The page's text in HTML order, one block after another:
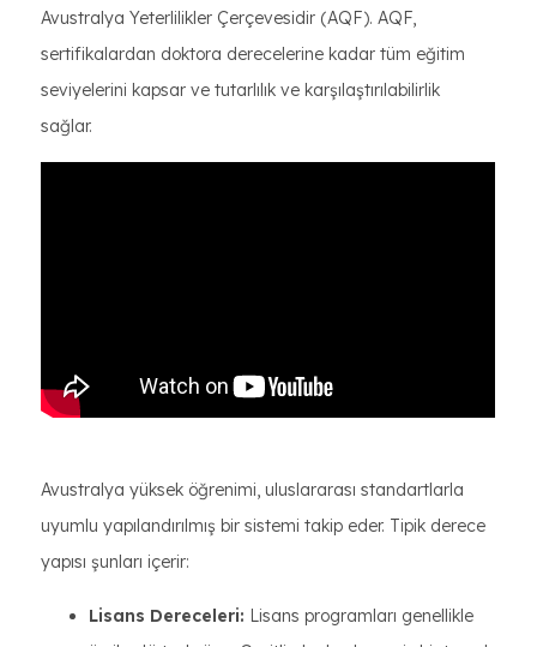
Avustralya Yeterlilikler Çerçevesidir (AQF). AQF,
sertifikalardan doktora derecelerine kadar tüm eğitim
seviyelerini kapsar ve tutarlılık ve karşılaştırılabilirlik
sağlar.
Avustralya yüksek öğrenimi, uluslararası standartlarla
uyumlu yapılandırılmış bir sistemi takip eder. Tipik derece
yapısı şunları içerir:
Lisans Dereceleri: Lisans programları genellikle